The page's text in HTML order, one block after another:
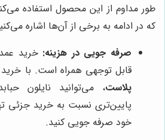
طور مداوم از این محصول استفاده
که در ادامه به برخی از آن‌ها اشاره
صرفه جویی در هزینه: خرید
قابل توجهی همراه است. با خرید
پلاست، می‌توانید نایلون
پایین‌تری نسبت به خرید جزئی
خود صرفه جویی کنید.